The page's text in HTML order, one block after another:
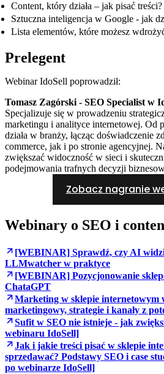
Content, który działa – jak pisać treści?
Sztuczna inteligencja w Google - jak
Lista elementów, które możesz
Prelegent
Webinar IdoSell poprowadził:
Tomasz Zagórski - SEO Specialist w
Specjalizuje się w prowadzeniu
marketingu i analityce internetowej. Od
działa w branży, łącząc doświadczenie
commerce, jak i po stronie agencyjnej.
zwiększać widoczność w sieci i
podejmowania trafnych decyzji
Zobacz nagranie
Webinary o SEO i
[WEBINAR] Sprawdź, czy AI
LLMwatcher w praktyce
[WEBINAR] Pozycjonowanie
ChataGPT
Marketing w sklepie internetowym
marketingowy, strategie i kanały z
Sufit w SEO nie istnieje - jak
webinaru IdoSell]
Jak i jakie treści pisać w sklepie
sprzedawać? Podstawy SEO i case
po webinarze IdoSell]